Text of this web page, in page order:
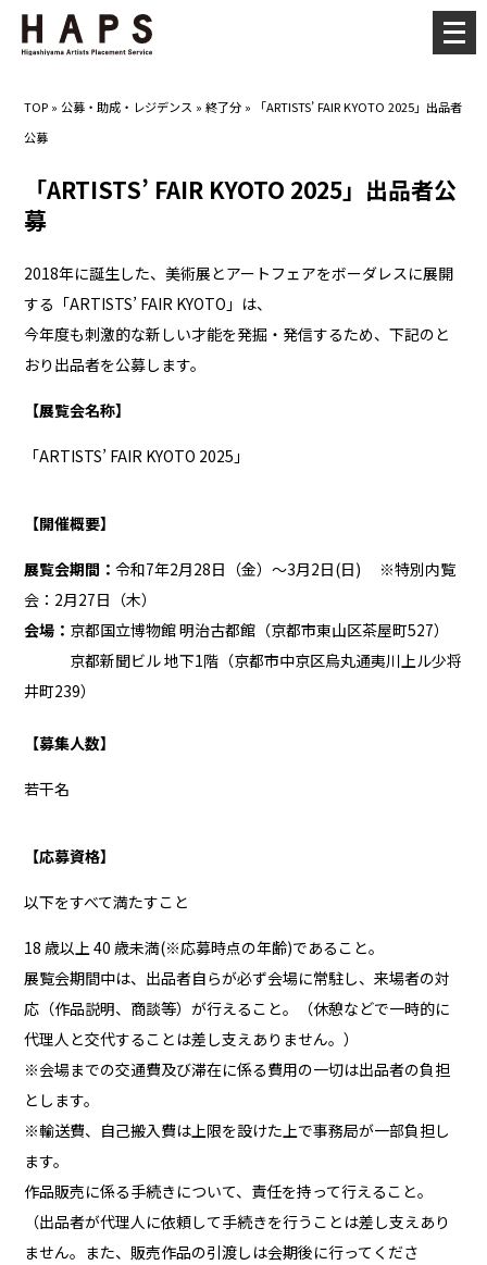
TOP »公募・助成・レジデンス »終了分 »
「ARTISTS’ FAIR KYOTO 2025」出品者
公募
「ARTISTS’ FAIR KYOTO 2025」出品者公
募
2018年に誕生した、美術展とアートフェアをボーダレスに展開
する「ARTISTS’ FAIR KYOTO」は、
今年度も刺激的な新しい才能を発掘・発信するため、下記のと
おり出品者を公募します。
【展覧会名称】
「ARTISTS’ FAIR KYOTO 2025」
【開催概要】
展覧会期間：令和7年2月28日（金）～3月2日(日) ※特別内覧
会：2月27日（木）
会場： 京都国立博物館 明治古都館（京都市東山区茶屋町527）
京都新聞ビル 地下1階（京都市中京区烏丸通夷川上ル少将
井町239）
【募集人数】
若干名
【応募資格】
以下をすべて満たすこと
18 歳以上 40 歳未満(※応募時点の年齢)であること。
展覧会期間中は、出品者自らが必ず会場に常駐し、来場者の対
応（作品説明、商談等）が行えること。（休憩などで一時的に
代理人と交代することは差し支えありません。）
※会場までの交通費及び滞在に係る費用の一切は出品者の負担
とします。
※輸送費、自己搬入費は上限を設けた上で事務局が一部負担し
ます。
作品販売に係る手続きについて、責任を持って行えること。
（出品者が代理人に依頼して手続きを行うことは差し支えあり
ません。また、販売作品の引渡しは会期後に行ってくださ
メ
ニ
ー
開